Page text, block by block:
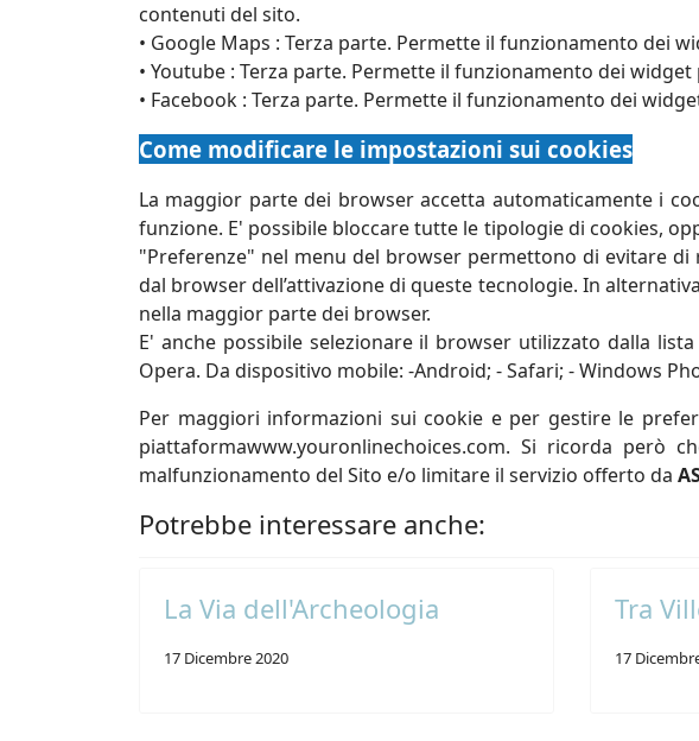
contenuti del sito.
• Google Maps : Terza parte. Permette il funzionamento dei
• Youtube : Terza parte. Permette il funzionamento dei
• Facebook : Terza parte. Permette il funzionamento dei
Come modificare le impostazioni sui cookies
La maggior parte dei browser accetta automaticamente i
funzione. E' possibile bloccare tutte le tipologie di cookies,
"Preferenze" nel menu del browser permettono di evitare
dal browser dell’attivazione di queste tecnologie. In
nella maggior parte dei browser.
E' anche possibile selezionare il browser utilizzato dalla
Opera. Da dispositivo mobile: -Android; - Safari; - Windows
Per maggiori informazioni sui cookie e per gestire le
piattaformawww.youronlinechoices.com. Si ricorda però
malfunzionamento del Sito e/o limitare il servizio offerto da
Potrebbe interessare anche:
La Via dell'Archeologia
17 Dicembre 2020
Tra
17